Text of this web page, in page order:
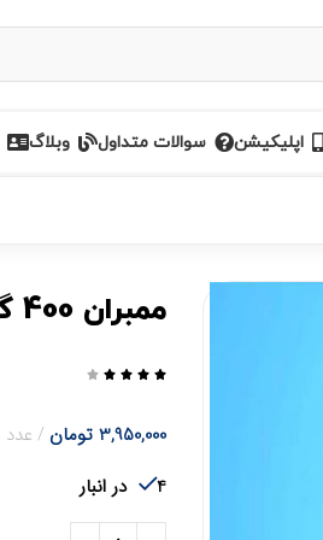
اپلیکیشن سوالات متداول وبلاگ
ممبران 400 گالن





3,950,000 تومان
عدد
4 در انبار